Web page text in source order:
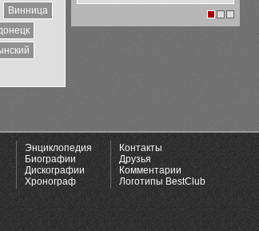
Винница
Энциклопедия
Биографии
Дискографии
Хронограф
Контакты
Друзья
Комментарии
Логотипы BestClub